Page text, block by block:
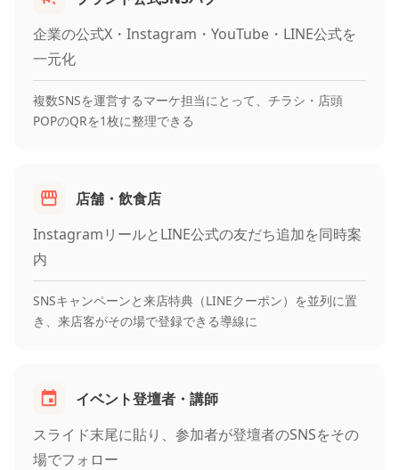
企業の公式X・Instagram・YouTube・LINE公式を
一元化
複数SNSを運営するマーケ担当にとって、チラシ・店頭
POPのQRを1枚に整理できる
店舗・飲食店
InstagramリールとLINE公式の友だち追加を同時案
内
SNSキャンペーンと来店特典（LINEクーポン）を並列に置
き、来店客がその場で登録できる導線に
イベント登壇者・講師
スライド末尾に貼り、参加者が登壇者のSNSをその
場でフォロー